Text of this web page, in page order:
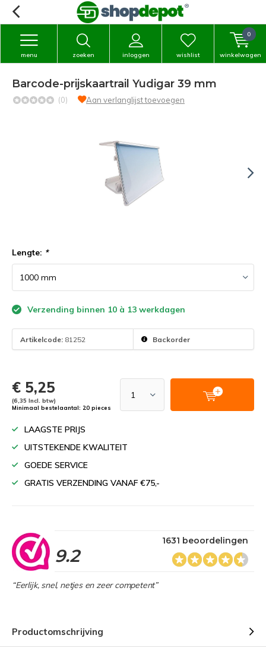
zoeken inloggen
menu wishlist winkelwagen
0
Barcode-prijskaartrail Yudigar 39 mm
(0) Aan verlanglijst toevoegen
Lengte: *
Verzending binnen 10 à 13 werkdagen
Artikelcode: 81252 Backorder
€ 5,25
(6,35 Incl. btw)
Minimaal bestelaantal: 20 pieces
LAAGSTE PRIJS
UITSTEKENDE KWALITEIT
GOEDE SERVICE
GRATIS VERZENDING VANAF €75,-
9.2
1631 beoordelingen
“Eerlijk, snel, netjes en zeer competent”
Productomschrijving